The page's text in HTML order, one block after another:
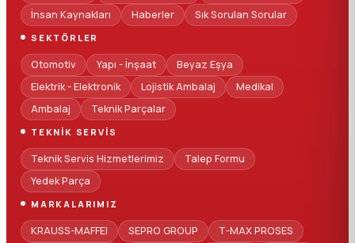
İnsan Kaynakları
Haberler Sık Sorulan Sorular
SEKTÖRLER
Otomotiv Yapı - İnşaat
Beyaz Eşya
Elektrik - Elektronik
Lojistik Ambalaj
Medikal
Ambalaj
Teknik Parçalar
TEKNIK SERVIS
Teknik Servis Hizmetlerimiz
Talep Formu
Yedek Parça
MARKALARIMIZ
KRAUSS-MAFFEI SEPRO GROUP T-MAX PROSES